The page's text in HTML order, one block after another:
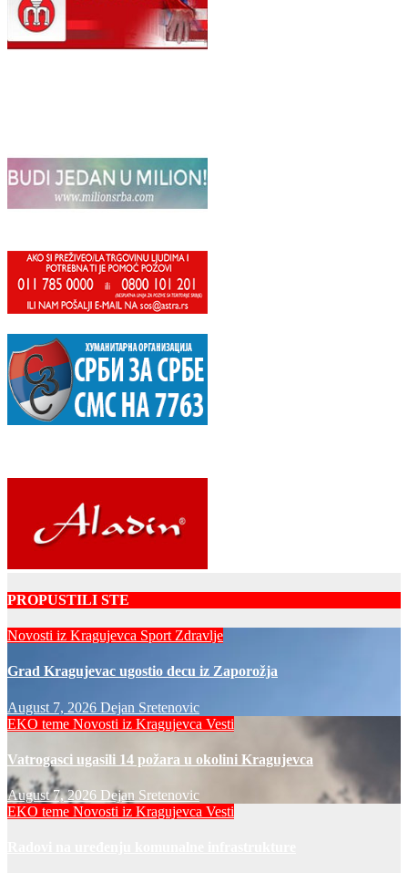
PROPUSTILI STE
Novosti iz Kragujevca Sport Zdravlje
Grad Kragujevac ugostio decu iz Zaporožja
August 7, 2026 Dejan Sretenovic
EKO teme Novosti iz Kragujevca Vesti
Vatrogasci ugasili 14 požara u okolini Kragujevca
August 7, 2026 Dejan Sretenovic
EKO teme Novosti iz Kragujevca Vesti